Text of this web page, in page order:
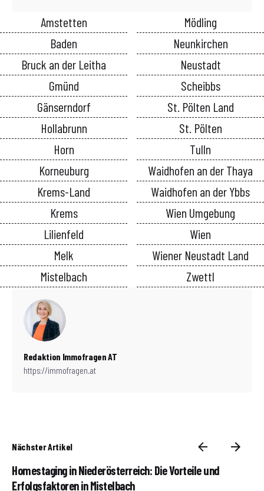
Amstetten
Baden
Bruck an der Leitha
Gmünd
Gänserndorf
Hollabrunn
Horn
Korneuburg
Krems-Land
Krems
Lilienfeld
Melk
Mistelbach
Mödling
Neunkirchen
Neustadt
Scheibbs
St. Pölten Land
St. Pölten
Tulln
Waidhofen an der Thaya
Waidhofen an der Ybbs
Wien Umgebung
Wien
Wiener Neustadt Land
Zwettl
Redaktion Immofragen AT
https://immofragen.at
Nächster Artikel
Homestaging in Niederösterreich: Die Vorteile und
Erfolgsfaktoren in Mistelbach